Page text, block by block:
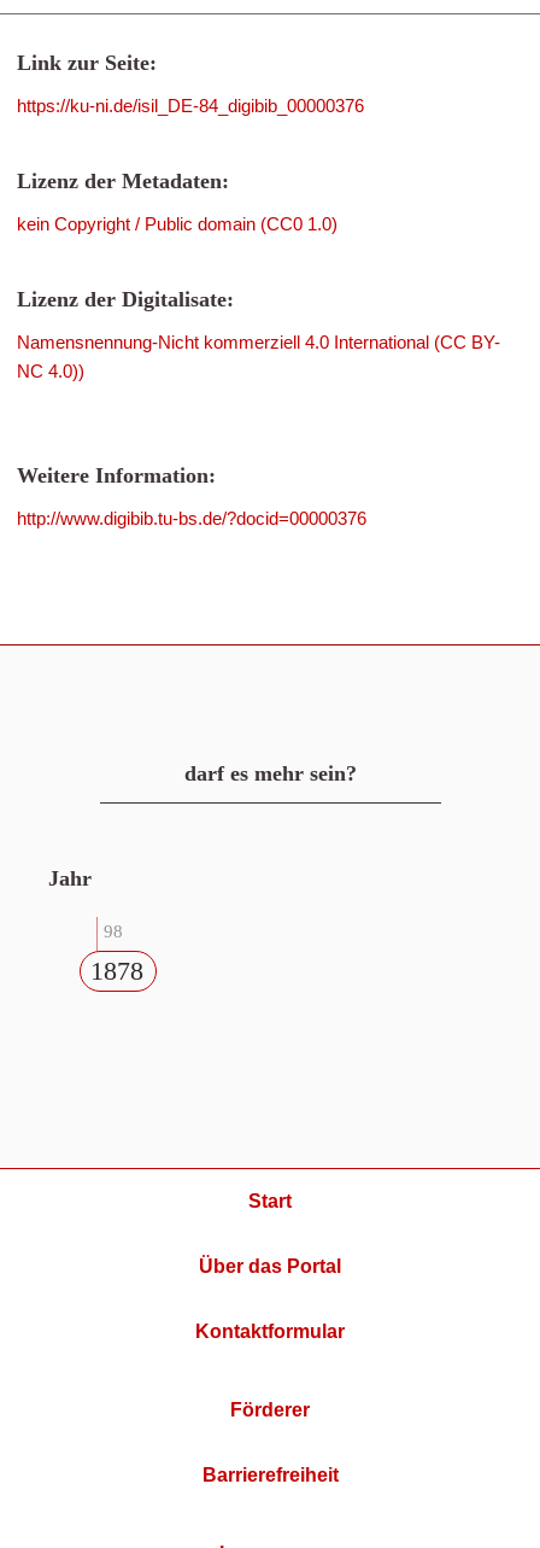
Link zur Seite:
https://ku-ni.de/isil_DE-84_digibib_00000376
Lizenz der Metadaten:
kein Copyright / Public domain (CC0 1.0)
Lizenz der Digitalisate:
Namensnennung-Nicht kommerziell 4.0 International (CC BY-
NC 4.0))
Weitere Information:
http://www.digibib.tu-bs.de/?docid=00000376
darf es mehr sein?
Jahr
98
1878
Start
Über das Portal
Kontaktformular
Förderer
Barrierefreiheit